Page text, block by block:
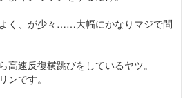
く、が少々……大幅にかなりマジで問
高速反復横跳びをしているヤツ。
ンです。